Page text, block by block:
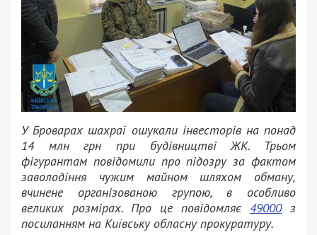
У Броварах шахраї ошукали інвесторів на понад
14 млн грн при будівництві ЖК. Трьом
фігурантам повідомили про підозру за фактом
заволодіння чужим майном шляхом обману,
вчинене організованою групою, в особливо
великих розмірах. Про це повідомляє 49000з
посиланням на Київську обласну прокуратуру.